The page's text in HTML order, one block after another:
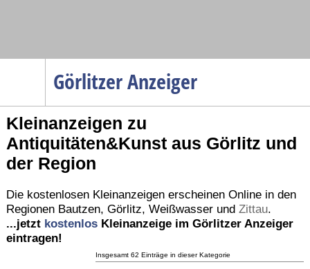
Görlitzer Anzeiger
Menüpunkte
Startseite
Politik
Gesellschaft
Wirtschaft
Service
Verkehr
Kleinanzeigen zu
Antiquitäten&Kunst aus Görlitz und
der Region
Die kostenlosen Kleinanzeigen erscheinen Online in den
Regionen Bautzen, Görlitz, Weißwasserund Zittau.
...jetzt kostenlosKleinanzeige im Görlitzer Anzeiger
eintragen!
Insgesamt 62 Einträge in dieser Kategorie